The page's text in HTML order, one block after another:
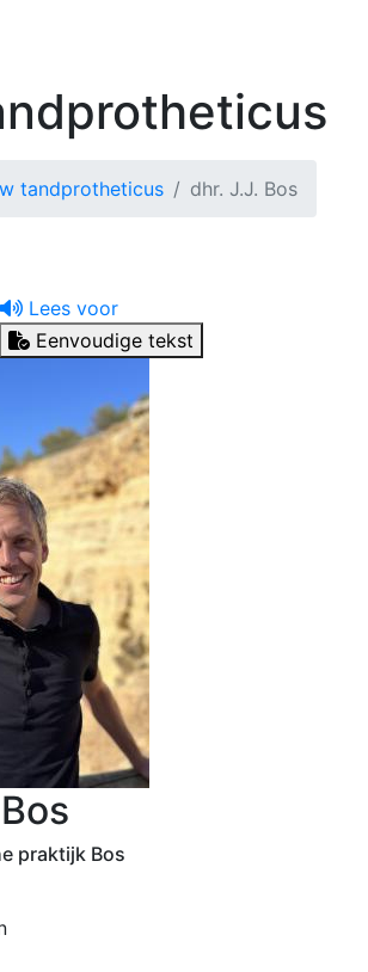
tandprotheticus dhr. J.J. Bos
Lees voor
Eenvoudige tekst
praktijk Bos